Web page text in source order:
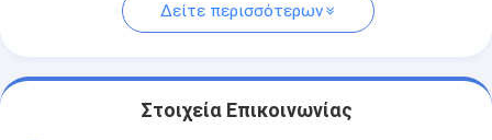
Δείτε περισσότερων
Στοιχεία Επικοινωνίας